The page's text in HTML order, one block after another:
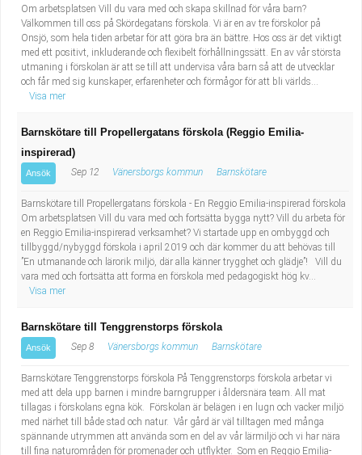
Om arbetsplatsen Vill du vara med och skapa skillnad för våra barn?
Välkommen till oss på Skördegatans förskola. Vi är en av tre förskolor på
Onsjö, som hela tiden arbetar för att göra bra än bättre. Hos oss är det viktigt
med ett positivt, inkluderande och flexibelt förhållningssätt. En av vår största
utmaning i förskolan är att se till att undervisa våra barn så att de utvecklar
och får med sig kunskaper, erfarenheter och förmågor för att bli världs...
Visa mer
Barnskötare till Propellergatans förskola (Reggio Emilia-
inspirerad)
Ansök Sep 12 Vänersborgs kommun Barnskötare
Barnskötare till Propellergatans förskola - En Reggio Emilia-inspirerad förskola
Om arbetsplatsen Vill du vara med och fortsätta bygga nytt? Vill du arbeta för
en Reggio Emilia-inspirerad verksamhet? Vi startade upp en ombyggd och
tillbyggd/nybyggd förskola i april 2019 och där kommer du att behövas till
”En utmanande och lärorik miljö, där alla känner trygghet och glädje”! Vill du
vara med och fortsätta att forma en förskola med pedagogiskt hög kv...
Visa mer
Barnskötare till Tenggrenstorps förskola
Ansök Sep 8 Vänersborgs kommun Barnskötare
Barnskötare Tenggrenstorps förskola På Tenggrenstorps förskola arbetar vi
med att dela upp barnen i mindre barngrupper i åldersnära team. All mat
tillagas i förskolans egna kök. Förskolan är belägen i en lugn och vacker miljö
med närhet till både stad och natur. Vår gård är väl tilltagen med många
spännande utrymmen att använda som en del av vår lärmiljö och vi har nära
till fina naturområden för promenader och utflykter. Som en Reggio Emilia-